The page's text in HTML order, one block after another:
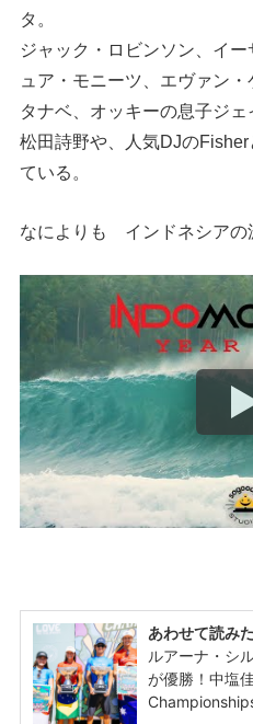
タ。
ジャック・ロビンソン、イ
ュア・モニーツ、エヴァン
タナベ、オッキーの息子ジェ
松田詩野や、人気DJの
ている。
なによりも インドネシアの